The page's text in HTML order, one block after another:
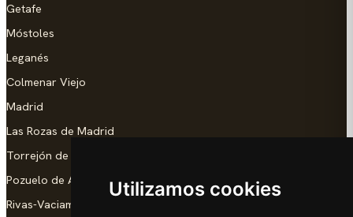
Utilizamos cookies
Getafe
Móstoles
Leganés
Colmenar Viejo
Madrid
Las Rozas de Madrid
Torrejón de Ardoz
Pozuelo de Alarcón
Rivas-Vaciamadrid